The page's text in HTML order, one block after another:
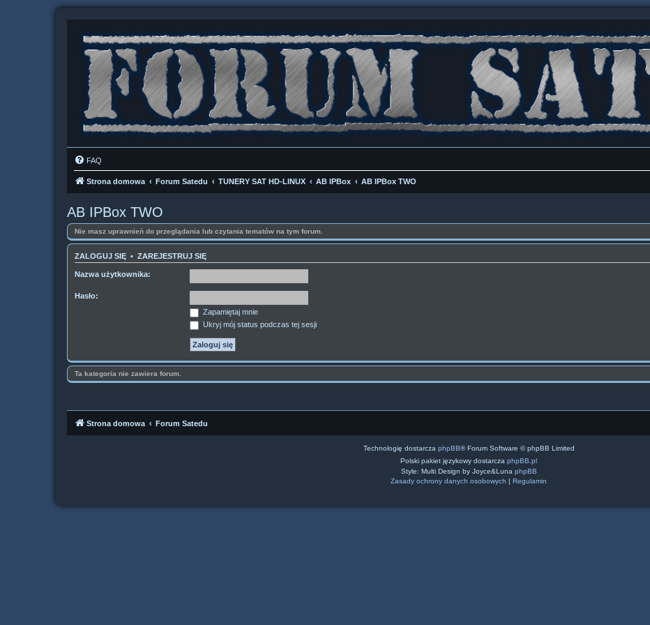
FAQ
Strona domowa Forum Satedu TUNERY SAT HD-LINUX AB IPBox AB IPBox TWO
AB IPBox TWO
Nie masz uprawnień do przeglądania lub czytania tematów na tym forum.
ZALOGUJ SIĘ • ZAREJESTRUJ SIĘ
Nazwa użytkownika:
Hasło:
Zapamiętaj mnie
Ukryj mój status podczas tej sesji
Ta kategoria nie zawiera forum.
Strona domowa Forum Satedu
Technologię dostarcza phpBB® Forum Software © phpBB Limited
Polski pakiet językowy dostarcza phpBB.pl
Style: Multi Design by Joyce&Luna phpBB
Zasady ochrony danych osobowych | Regulamin